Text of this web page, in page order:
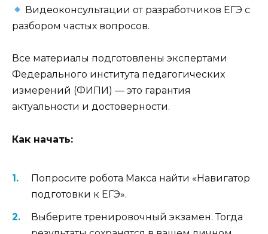
Видеоконсультации от разработчиков ЕГЭ с
разбором частых вопросов.
Все материалы подготовлены экспертами
Федерального института педагогических
измерений (ФИПИ) — это гарантия
актуальности и достоверности.
Как начать:
Попросите робота Макса найти «Навигатор
подготовки к ЕГЭ».
Выберите тренировочный экзамен. Тогда